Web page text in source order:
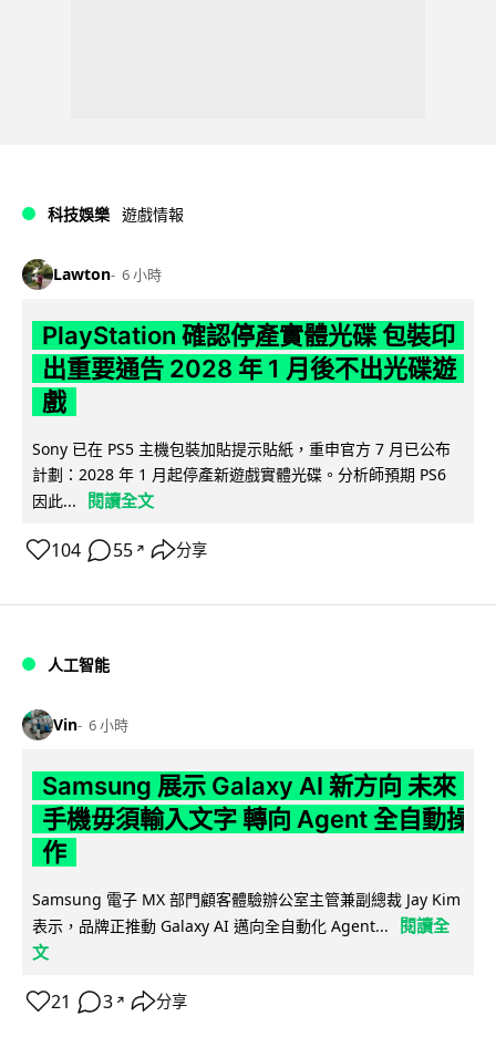
科技娛樂 遊戲情報
Lawton 6 小時
PlayStation 確認停產實體光碟 包裝印
出重要通告 2028 年 1 月後不出光碟遊
戲
Sony 已在 PS5 主機包裝加貼提示貼紙，重申官方 7 月已公布
計劃：2028 年 1 月起停產新遊戲實體光碟。分析師預期 PS6
因此...
閱讀全文
104 55 ↗ 分享
人工智能
Vin 6 小時
Samsung 展示 Galaxy AI 新方向 未來
手機毋須輸入文字 轉向 Agent 全自動操
作
Samsung 電子 MX 部門顧客體驗辦公室主管兼副總裁 Jay Kim
表示，品牌正推動 Galaxy AI 邁向全自動化 Agent...
閱讀全
文
21 3 ↗ 分享